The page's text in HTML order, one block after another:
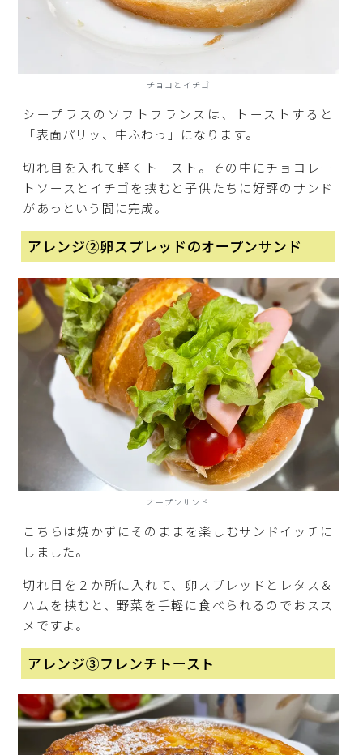
チョコとイチゴ
シープラスのソフトフランスは、トーストすると
「表面パリッ、中ふわっ」になります。
切れ目を入れて軽くトースト。その中にチョコレー
トソースとイチゴを挟むと子供たちに好評のサンド
があっという間に完成。
アレンジ②卵スプレッドのオープンサンド
オープンサンド
こちらは焼かずにそのままを楽しむサンドイッチに
しました。
切れ目を２か所に入れて、卵スプレッドとレタス＆
ハムを挟むと、野菜を手軽に食べられるのでおスス
メですよ。
アレンジ③フレンチトースト